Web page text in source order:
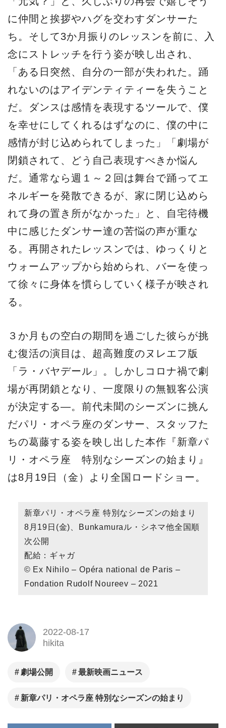
に仲間と挨拶やハグを交わすダンサーた
ち。そして3か月振りのレッスンを前に、入
念にストレッチを行う姿が映し出され、
「ある日突然、自分の一部が失われた。踊
れないのはアイデンティティーを失うこと
だ。ダンスは感情を表現するツールで、僕
を幸せにしてくれるはずなのに、僕の中に
感情が封じ込められてしまった」「劇場が
閉鎖されて、どう自己表現すべきか悩ん
だ。通常なら週１～２回は舞台で踊ってエ
ネルギーを発散できるが、家に閉じ込めら
れて身の置き所がなかった」と、自宅待機
中に感じたダンサー達の苦悩の声が重な
る。再開されたレッスンでは、ゆっくりと
ウォームアップから始められ、バーを使っ
て徐々に身体を慣らしていく様子が映され
る。
３か月もの空白の期間を過ごした彼らが挑
む復活の演目は、超高難度のヌレエフ版
「ラ・バヤデール」。しかしコロナ禍で劇
場が再閉鎖となり、一度限りの無観客公演
が決定する―。前代未聞のシーズンに挑ん
だパリ・オペラ座のダンサー、スタッフた
ちの葛藤する姿を映し出した本作『新章パ
リ・オペラ座 特別なシーズンの始まり』
は8月19日（金）より全国ロードショー。
新章パリ・オペラ座 特別なシーズンの始まり
8月19日(金)、Bunkamuraル・シネマ他全国順
次公開
配給：ギャガ
© Ex Nihilo – Opéra national de Paris –
Fondation Rudolf Noureev – 2021
2022-08-17
hikita
劇場公開 最新映画ニュース
新章パリ・オペラ座 特別なシーズンの始まり